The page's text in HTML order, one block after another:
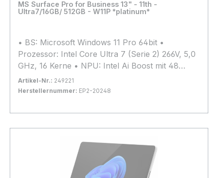
MS Surface Pro for Business 13" - 11th -
Ultra7/16GB/ 512GB - W11P *platinum*
• BS: Microsoft Windows 11 Pro 64bit •
Prozessor: Intel Core Ultra 7 (Serie 2) 266V, 5,0
GHz, 16 Kerne • NPU: Intel Ai Boost mit 48
TOPs • Arbeitsspeicher: 16GB LPDDR5x (nicht
erweiterbar) • Grafik: Intel Arc Graphics •
Display: 13", 2880x1920, Multi-Touch, Matt,
Kamera vorne, 10 Megapixel (hinten) • Extras:
Wi-Fi 7, Bluetooth 5.4
Artikel-Nr.: 249221
Herstellernummer: EP2-20248
In den Warenkorb